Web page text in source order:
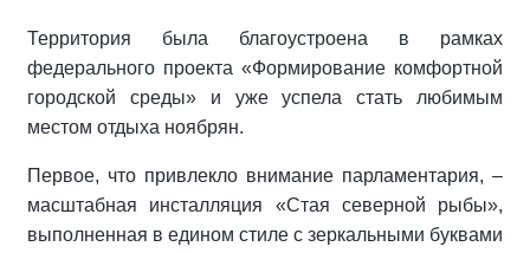
Территория была благоустроена в рамках
федерального проекта «Формирование комфортной
городской среды» и уже успела стать любимым
местом отдыха ноябрян.
Первое, что привлекло внимание парламентария, –
масштабная инсталляция «Стая северной рыбы»,
выполненная в едином стиле с зеркальными буквами